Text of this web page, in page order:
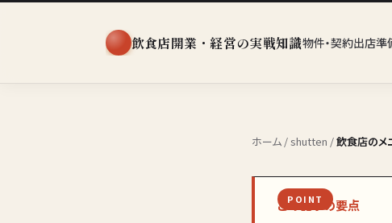
飲食店開業・経営の実戦知識物件・契約出店準
ホーム /shutten /飲食店のメ
この記事の要点